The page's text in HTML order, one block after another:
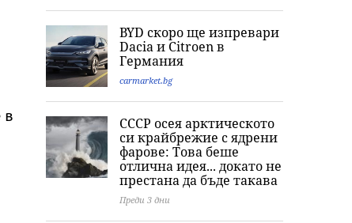
Конфликтът се
изостря: Нова
ескалация между
хутите и Саудитска
Арабия
Напрежението
Корея изстреля
непозната ракета
над Японско море
Ескалацията в
заплашва
в
BYD скоро ще изпревари
Dacia и Citroеn в
Германия
carmarket.bg
СССР осея арктическото
си крайбрежие с ядрени
фарове: Това беше
отлична идея... докато не
престана да бъде такава
Преди 3 дни